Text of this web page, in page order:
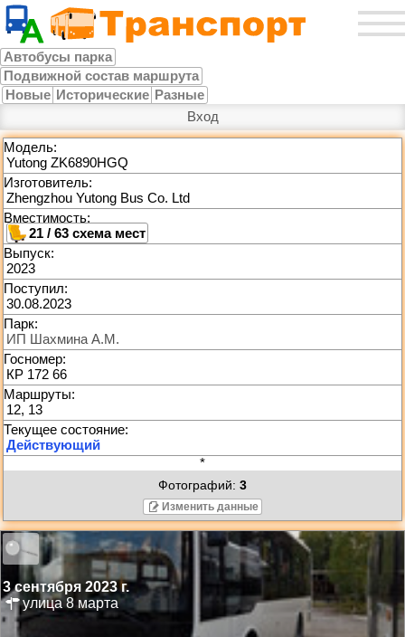
Автобусы парка
Подвижной состав маршрута
Новые Исторические Разные
Вход
Модель:
Yutong ZK6890HGQ
Изготовитель:
Zhengzhou Yutong Bus Co. Ltd
Вместимость:
21 / 63
Выпуск:
2023
Поступил:
30.08.2023
Парк:
ИП Шахмина А.М.
Госномер:
КР 172 66
Маршруты:
12, 13
*
Фотографий: 3
Изменить данные
3 сентября 2023 г.
улица 8 марта